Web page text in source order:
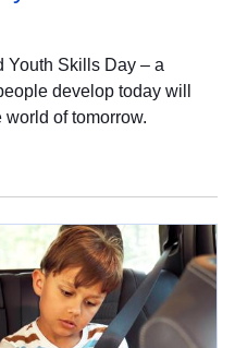
Youth Skills Day – a
develop today will
of tomorrow.